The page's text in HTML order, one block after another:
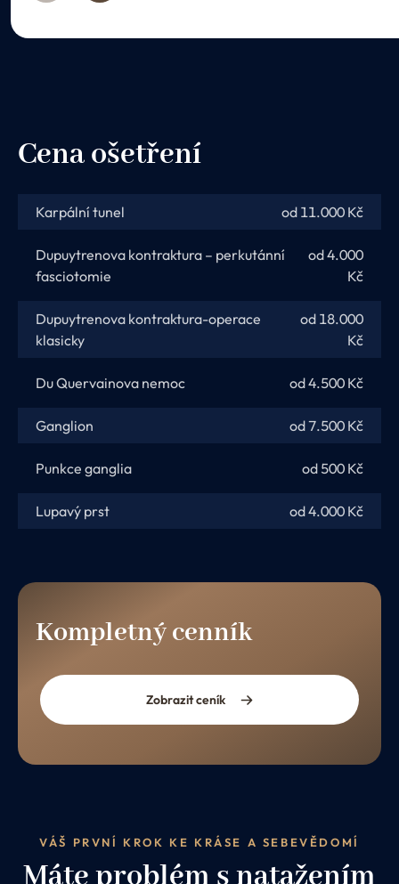
Cena ošetření
Karpální tunel od 11.000 Kč
Dupuytrenova kontraktura – perkutánní
fasciotomie
od 4.000
Kč
Dupuytrenova kontraktura-operace
klasicky
od 18.000
Kč
Du Quervainova nemoc od 4.500 Kč
Ganglion od 7.500 Kč
Punkce ganglia od 500 Kč
Lupavý prst od 4.000 Kč
Kompletný cenník
Zobrazit ceník
VÁŠ PRVNÍ KROK KE KRÁSE A SEBEVĚDOMÍ